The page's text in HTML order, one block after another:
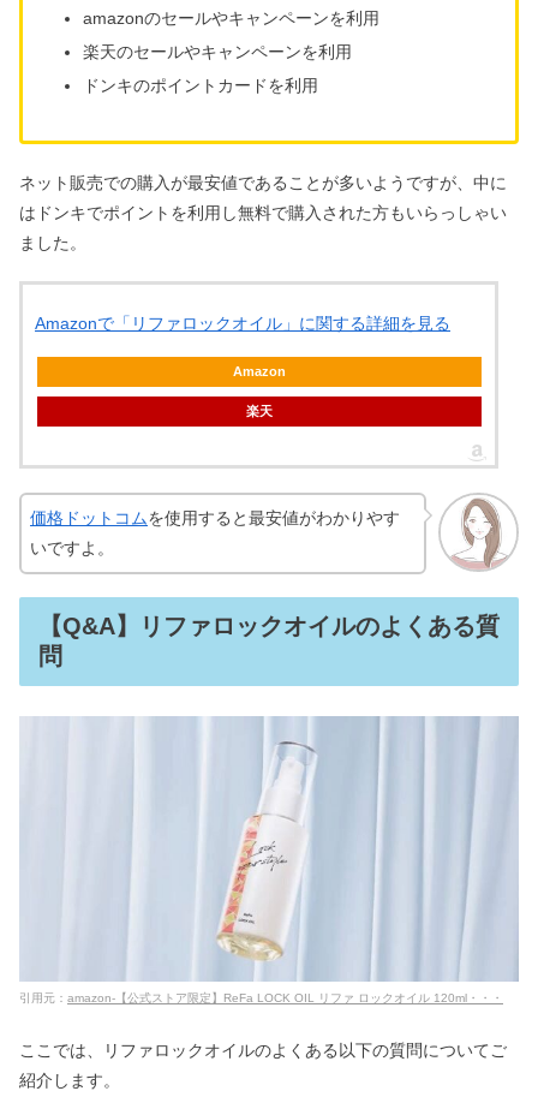
amazonのセールやキャンペーンを利用
楽天のセールやキャンペーンを利用
ドンキのポイントカードを利用
ネット販売での購入が最安値であることが多いようですが、中に
はドンキでポイントを利用し無料で購入された方もいらっしゃい
ました。
Amazonで「リファロックオイル」に関する詳細を見る
Amazon
楽天
価格ドットコムを使用すると最安値がわかりやす
いですよ。
【Q&A】リファロックオイルのよくある質
問
引用元： amazon-【公式ストア限定】ReFa LOCK OIL リファ ロックオイル 120ml・・・
ここでは、リファロックオイルのよくある以下の質問についてご
紹介します。